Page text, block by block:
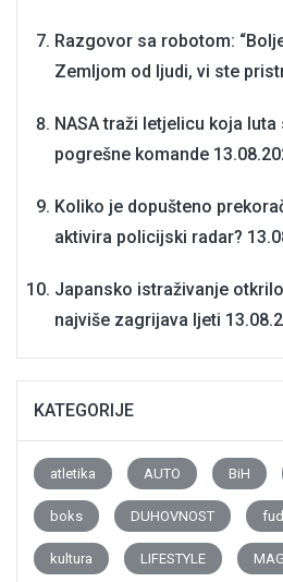
Razgovor sa robotom:
Zemljom od ljudi, vi ste
NASA traži letjelicu koja
pogrešne komande
Koliko je dopušteno
aktivira policijski radar?
Japansko istraživanje
najviše zagrijava ljeti
KATEGORIJE
atletika AUTO BiH
boks DUHOVNOST
kultura LIFESTYLE